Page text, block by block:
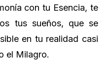
con tu Esencia, te
tus sueños, que se
en tu realidad casi
el Milagro.